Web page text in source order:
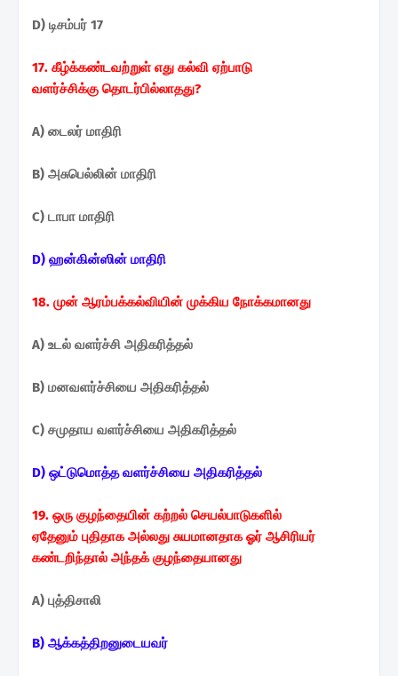
D) டிசம்பர் 17
17. கீழ்க்கண்டவற்றுள் எது கல்வி ஏற்பாடு
வளர்ச்சிக்கு தொடர்பில்லாதது?
A) டைலர் மாதிரி
B) அசுபெல்லின் மாதிரி
C) டாபா மாதிரி
D) ஹன்கின்ஸின் மாதிரி
18. முன் ஆரம்பக்கல்வியின் முக்கிய நோக்கமானது
A) உடல் வளர்ச்சி அதிகரித்தல்
B) மனவளர்ச்சியை அதிகரித்தல்
C) சமுதாய வளர்ச்சியை அதிகரித்தல்
D) ஒட்டுமொத்த வளர்ச்சியை அதிகரித்தல்
19. ஒரு குழந்தையின் கற்றல் செயல்பாடுகளில்
ஏதேனும் புதிதாக அல்லது சுயமானதாக ஓர் ஆசிரியர்
கண்டறிந்தால் அந்தக் குழந்தையானது
A) புத்திசாலி
B) ஆக்கத்திறனுடையவர்